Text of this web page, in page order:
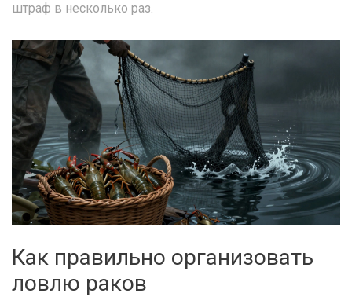
штраф в несколько раз.
Как правильно организовать
ловлю раков